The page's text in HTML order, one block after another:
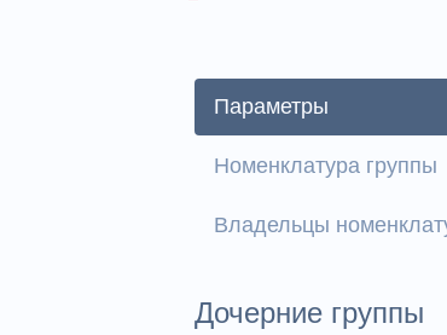
Параметры
Номенклатура группы
Владельцы
Дочерние группы